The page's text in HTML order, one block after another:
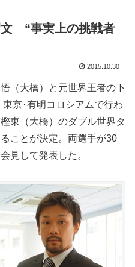
“事実上の挑戦者
2015.10.30
（大橋）と元世界王者の下
京･有明コロシアムで行わ
東（大橋）のダブル世界タ
ことが決定。両選手が30
見して発表した。